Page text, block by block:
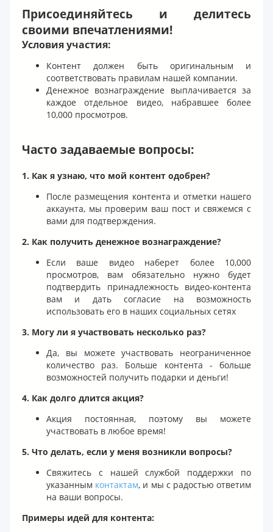
Присоединяйтесь и делитесь
своими впечатлениями!
Условия участия:
Контент должен быть оригинальным и
соответствовать правилам нашей компании.
Денежное вознаграждение выплачивается за
каждое отдельное видео, набравшее более
10,000 просмотров.
Часто задаваемые вопросы:
1. Как я узнаю, что мой контент одобрен?
После размещения контента и отметки нашего
аккаунта, мы проверим ваш пост и свяжемся с
вами для подтверждения.
2. Как получить денежное вознаграждение?
Если ваше видео наберет более 10,000
просмотров, вам обязательно нужно будет
подтвердить принадлежность видео-контента
вам и дать согласие на возможность
использовать его в наших социальных сетях
3. Могу ли я участвовать несколько раз?
Да, вы можете участвовать неограниченное
количество раз. Больше контента - больше
возможностей получить подарки и деньги!
4. Как долго длится акция?
Акция постоянная, поэтому вы можете
участвовать в любое время!
5. Что делать, если у меня возникли вопросы?
Свяжитесь с нашей службой поддержки по
указанным контактам, и мы с радостью ответим
на ваши вопросы.
Примеры идей для контента: